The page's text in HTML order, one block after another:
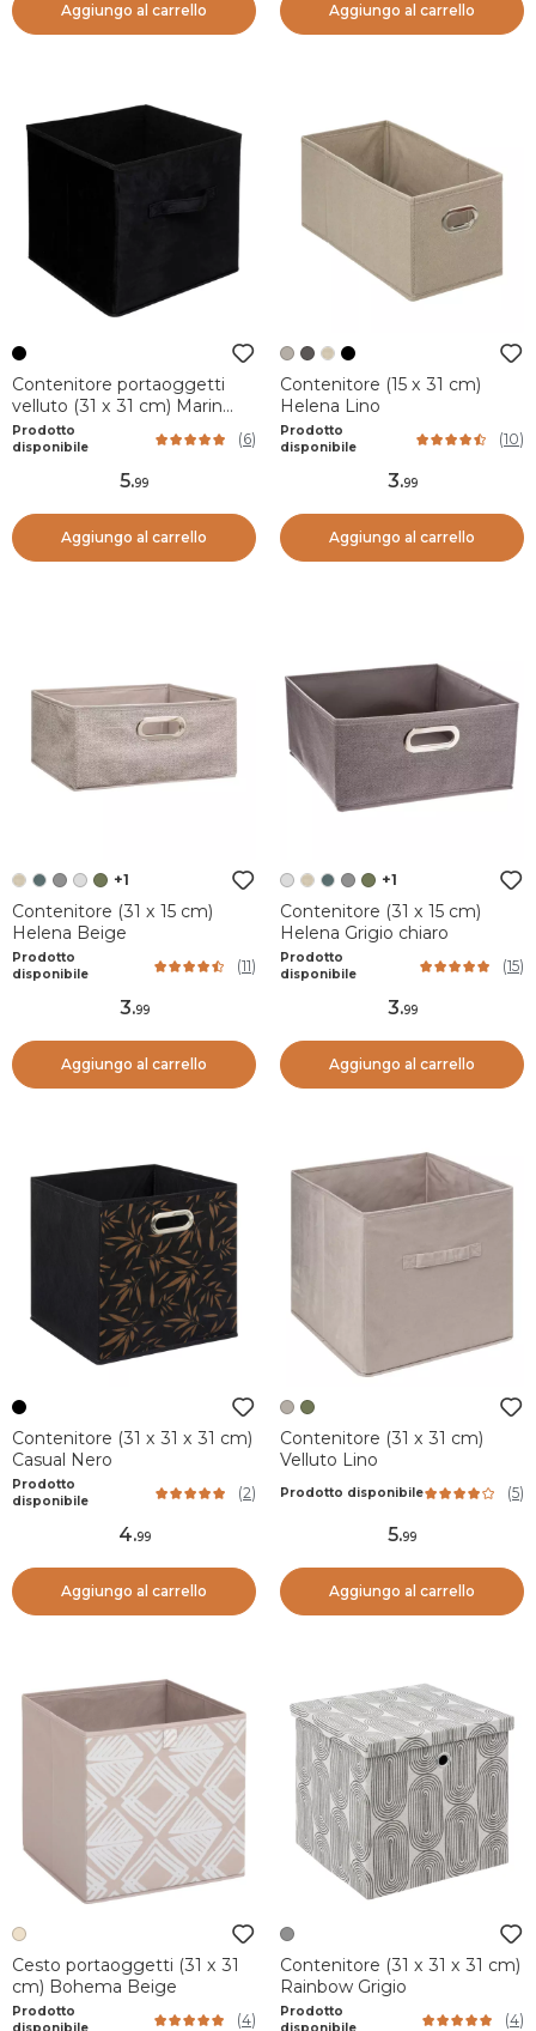
Aggiungo al carrello Aggiungo al carrello
Contenitore portaoggetti
velluto (31 x 31 cm) Marin
Nero
Prodotto
disponibile
(6)
5.99
Aggiungo al carrello
Contenitore (15 x 31 cm)
Helena Lino
Prodotto
disponibile
(10)
3.99
Aggiungo al carrello
+1
Contenitore (31 x 15 cm)
Helena Beige
Prodotto
disponibile
(11)
3.99
Aggiungo al carrello
+1
Contenitore (31 x 15 cm)
Helena Grigio chiaro
Prodotto
disponibile
(15)
3.99
Aggiungo al carrello
Contenitore (31 x 31 x 31 cm)
Casual Nero
Prodotto
disponibile
(2)
4.99
Aggiungo al carrello
Contenitore (31 x 31 cm)
Velluto Lino
Prodotto disponibile (5)
5.99
Aggiungo al carrello
Cesto portaoggetti (31 x 31
cm) Bohema Beige
Prodotto
disponibile
(4)
Contenitore (31 x 31 x 31 cm)
Rainbow Grigio
Prodotto
disponibile
(4)